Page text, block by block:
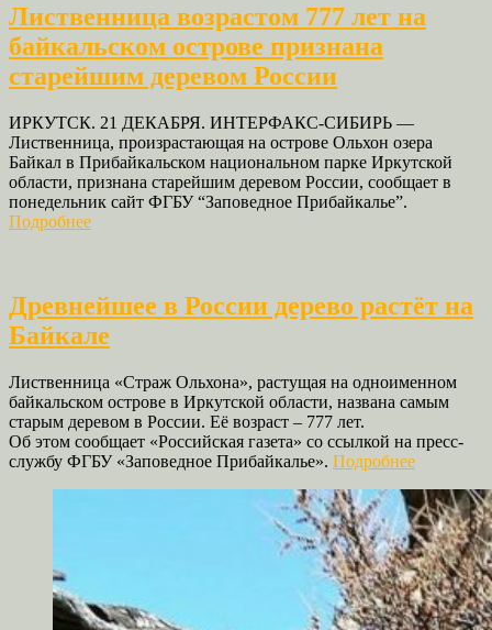
Лиственница возрастом 777 лет на
байкальском острове признана
старейшим деревом России
ИРКУТСК. 21 ДЕКАБРЯ. ИНТЕРФАКС-СИБИРЬ —
Лиственница, произрастающая на острове Ольхон озера
Байкал в Прибайкальском национальном парке Иркутской
области, признана старейшим деревом России, сообщает в
понедельник сайт ФГБУ “Заповедное Прибайкалье”.
Подробнее
Древнейшее в России дерево растёт на
Байкале
Лиственница «Страж Ольхона», растущая на одноименном
байкальском острове в Иркутской области, названа самым
старым деревом в России. Её возраст – 777 лет.
Об этом сообщает «Российская газета» со ссылкой на пресс-
службу ФГБУ «Заповедное Прибайкалье». Подробнее